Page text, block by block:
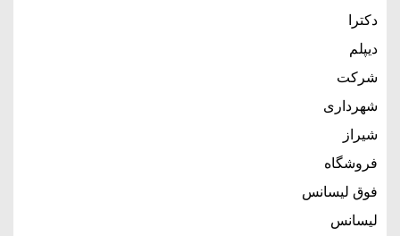
دکترا
دیپلم
شرکت
شهرداری
شیراز
فروشگاه
فوق لیسانس
لیسانس